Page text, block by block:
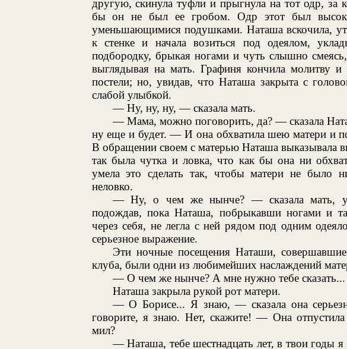
другую, скинула туфли и прыгнула на тот одр, за
бы он не был ее гробом. Одр этот был
уменьшающимися подушками. Наташа вскочила,
к стенке и начала возиться под одеялом,
подбородку, брыкая ногами и чуть слышно
выглядывая на мать. Графиня кончила молитву
постели; но, увидав, что Наташа закрыта с
слабой улыбкой.
— Ну, ну, ну, — сказала мать.
— Мама, можно поговорить, да? — сказала
ну еще и будет. — И она обхватила шею матери и
В обращении своем с матерью Наташа выказывала
так была чутка и ловка, что как бы она ни
умела это сделать так, чтобы матери не было
неловко.
— Ну, о чем же нынче? — сказала мать,
подождав, пока Наташа, побрыкавши ногами и
через себя, не легла с ней рядом под одним
серьезное выражение.
Эти ночные посещения Наташи,
клуба, были одни из любимейших наслаждений
— О чем же нынче? А мне нужно тебе сказать...
Наташа закрыла рукой рот матери.
— О Борисе... Я знаю, — сказала она
говорите, я знаю. Нет, скажите! — Она
мил?
— Наташа, тебе шестнадцать лет, в твои годы